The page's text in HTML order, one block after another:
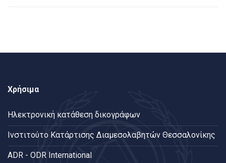
Χρήσιμα
Ηλεκτρονική κατάθεση δικογράφων
Ινστιτούτο Κατάρτισης Διαμεσολαβητών Θεσσαλονίκης
ADR - ODR International